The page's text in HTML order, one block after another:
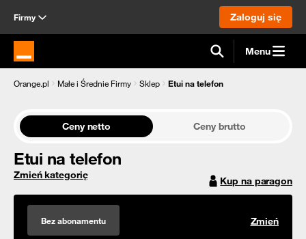
Firmy Zaloguj się
Strona główna Orange.pl Menu
Orange.pl Małe i Średnie Firmy Sklep Etui na telefon
Ceny netto Ceny brutto
Etui na telefon
Zmień kategorię Kup na paragon
Bez abonamentu Zmień